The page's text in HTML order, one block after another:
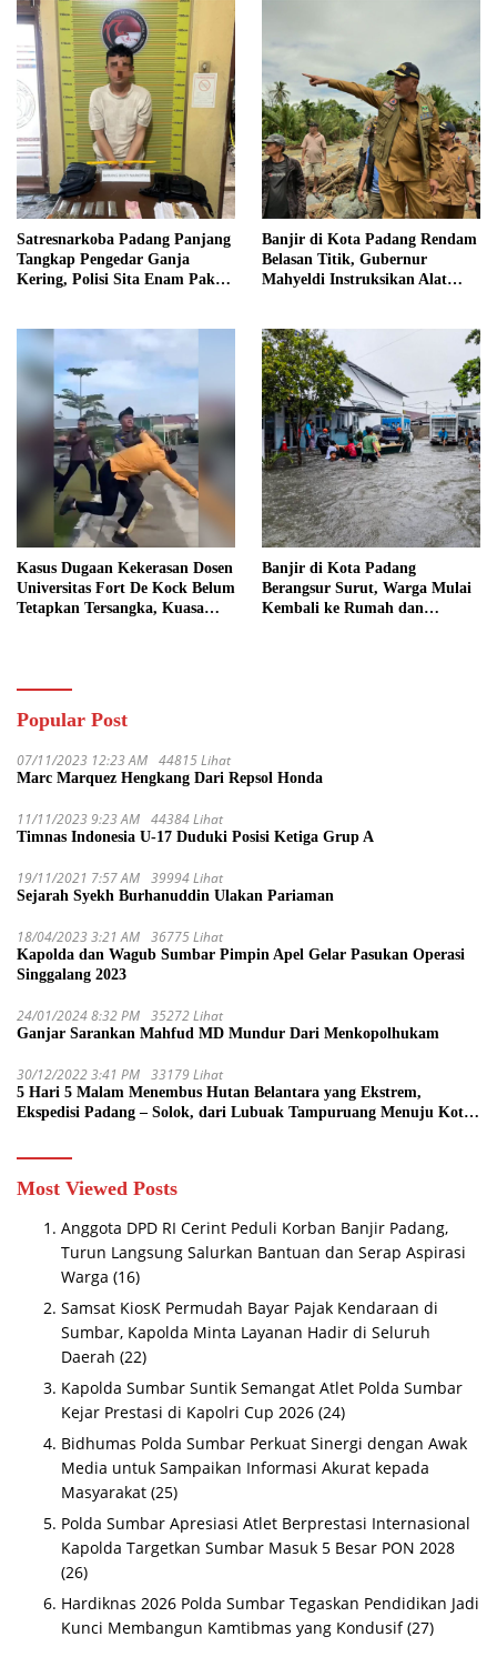
Satresnarkoba Padang Panjang
Tangkap Pengedar Ganja
Kering, Polisi Sita Enam Paket
Banjir di Kota Padang Rendam
Belasan Titik, Gubernur
Mahyeldi Instruksikan Alat
Kasus Dugaan Kekerasan Dosen
Universitas Fort De Kock Belum
Tetapkan Tersangka, Kuasa
Banjir di Kota Padang
Berangsur Surut, Warga Mulai
Kembali ke Rumah dan
Popular Post
07/11/2023 12:23 AM 44815 Lihat
Marc Marquez Hengkang Dari Repsol Honda
11/11/2023 9:23 AM 44384 Lihat
Timnas Indonesia U-17 Duduki Posisi Ketiga Grup A
19/11/2021 7:57 AM 39994 Lihat
Sejarah Syekh Burhanuddin Ulakan Pariaman
18/04/2023 3:21 AM 36775 Lihat
Kapolda dan Wagub Sumbar Pimpin Apel Gelar Pasukan Operasi
Singgalang 2023
24/01/2024 8:32 PM 35272 Lihat
Ganjar Sarankan Mahfud MD Mundur Dari Menkopolhukam
30/12/2022 3:41 PM 33179 Lihat
5 Hari 5 Malam Menembus Hutan Belantara yang Ekstrem,
Ekspedisi Padang – Solok, dari Lubuak Tampuruang Menuju Koto
Most Viewed Posts
Anggota DPD RI Cerint Peduli Korban Banjir Padang,
Turun Langsung Salurkan Bantuan dan Serap Aspirasi
Warga (16)
Samsat KiosK Permudah Bayar Pajak Kendaraan di
Sumbar, Kapolda Minta Layanan Hadir di Seluruh
Daerah (22)
Kapolda Sumbar Suntik Semangat Atlet Polda Sumbar
Kejar Prestasi di Kapolri Cup 2026 (24)
Bidhumas Polda Sumbar Perkuat Sinergi dengan Awak
Media untuk Sampaikan Informasi Akurat kepada
Masyarakat (25)
Polda Sumbar Apresiasi Atlet Berprestasi Internasional
Kapolda Targetkan Sumbar Masuk 5 Besar PON 2028
(26)
Hardiknas 2026 Polda Sumbar Tegaskan Pendidikan Jadi
Kunci Membangun Kamtibmas yang Kondusif (27)